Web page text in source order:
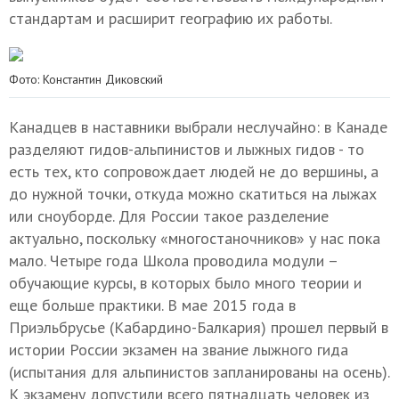
стандартам и расширит географию их работы.
Фото: Константин Диковский
Канадцев в наставники выбрали неслучайно: в Канаде
разделяют гидов-альпинистов и лыжных гидов - то
есть тех, кто сопровождает людей не до вершины, а
до нужной точки, откуда можно скатиться на лыжах
или сноуборде. Для России такое разделение
актуально, поскольку «многостаночников» у нас пока
мало. Четыре года Школа проводила модули –
обучающие курсы, в которых было много теории и
еще больше практики. В мае 2015 года в
Приэльбрусье (Кабардино-Балкария) прошел первый в
истории России экзамен на звание лыжного гида
(испытания для альпинистов запланированы на осень).
К экзамену допустили всего пятнадцать человек из